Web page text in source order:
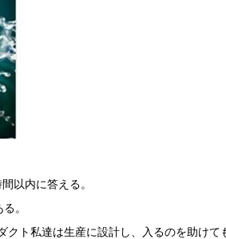
以内に答える。
。
ト私達は生産に設計し、入るのを助けて